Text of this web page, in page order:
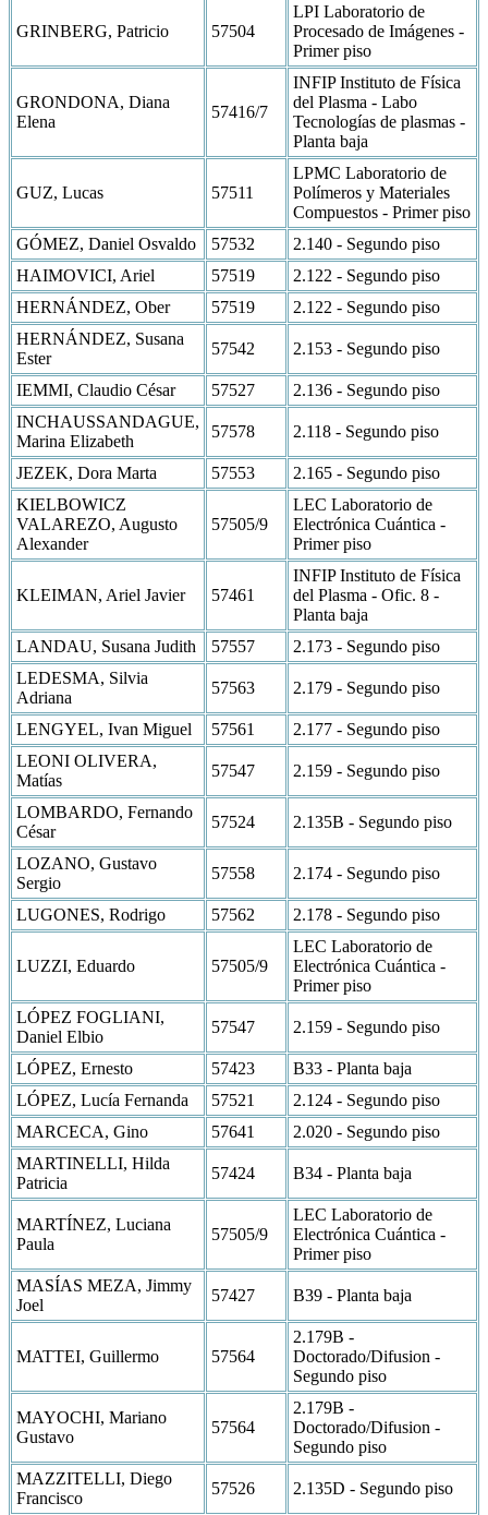
GRINBERG, Patricio 57504
LPI Laboratorio de
Procesado de Imágenes -
Primer piso
GRONDONA, Diana
Elena
57416/7
INFIP Instituto de Física
del Plasma - Labo
Tecnologías de plasmas -
Planta baja
GUZ, Lucas 57511
LPMC Laboratorio de
Polímeros y Materiales
Compuestos - Primer piso
GÓMEZ, Daniel Osvaldo
57532
2.140 - Segundo piso
HAIMOVICI, Ariel
57519
2.122 - Segundo piso
HERNÁNDEZ, Ober
57519
2.122 - Segundo piso
HERNÁNDEZ, Susana
Ester
57542 2.153 - Segundo piso
IEMMI, Claudio César 57527
2.136 - Segundo piso
INCHAUSSANDAGUE,
Marina Elizabeth
57578 2.118 - Segundo piso
JEZEK, Dora Marta 57553
2.165 - Segundo piso
KIELBOWICZ
VALAREZO, Augusto
Alexander
57505/9
LEC Laboratorio de
Electrónica Cuántica -
Primer piso
KLEIMAN, Ariel Javier 57461
INFIP Instituto de Física
del Plasma - Ofic. 8 -
Planta baja
LANDAU, Susana Judith
57557
2.173 - Segundo piso
LEDESMA, Silvia
Adriana
57563 2.179 - Segundo piso
LENGYEL, Ivan Miguel 57561
2.177 - Segundo piso
LEONI OLIVERA,
Matías
57547 2.159 - Segundo piso
LOMBARDO, Fernando
César
57524 2.135B - Segundo piso
LOZANO, Gustavo
Sergio
57558 2.174 - Segundo piso
LUGONES, Rodrigo 57562 2.178 - Segundo piso
LUZZI, Eduardo 57505/9
LEC Laboratorio de
Electrónica Cuántica -
Primer piso
LÓPEZ FOGLIANI,
Daniel Elbio
57547 2.159 - Segundo piso
LÓPEZ, Ernesto 57423
B33 - Planta baja
LÓPEZ, Lucía Fernanda
57521
2.124 - Segundo piso
MARCECA, Gino
57641
2.020 - Segundo piso
MARTINELLI, Hilda
Patricia
57424 B34 - Planta baja
MARTÍNEZ, Luciana
Paula
57505/9
LEC Laboratorio de
Electrónica Cuántica -
Primer piso
MASÍAS MEZA, Jimmy
Joel
57427 B39 - Planta baja
MATTEI, Guillermo 57564
2.179B -
Doctorado/Difusion -
Segundo piso
MAYOCHI, Mariano
Gustavo
57564
2.179B -
Doctorado/Difusion -
Segundo piso
MAZZITELLI, Diego
Francisco
57526 2.135D - Segundo piso